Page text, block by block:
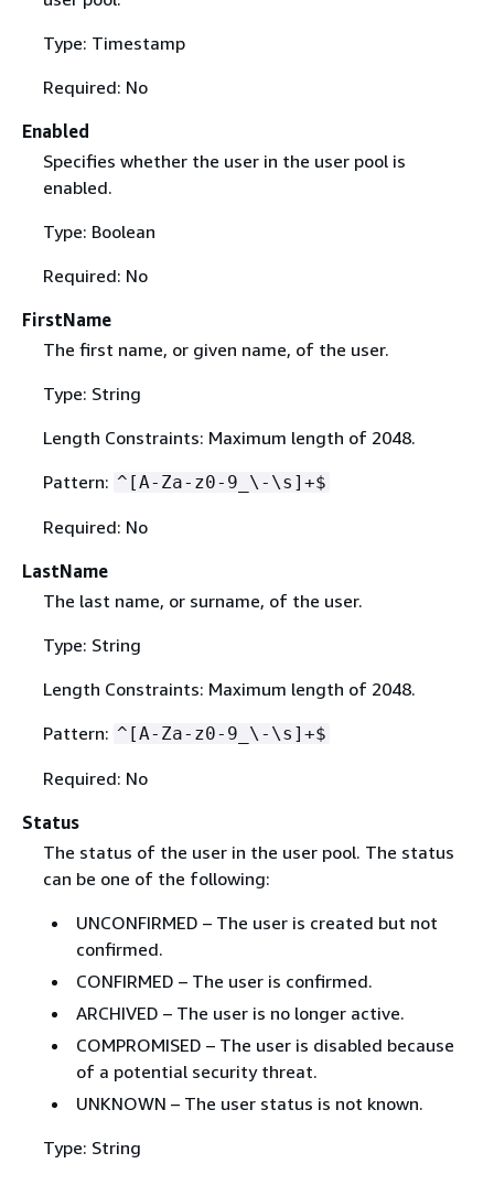
Type: Timestamp
Required: No
Enabled
Specifies whether the user in the user pool is
enabled.
Type: Boolean
Required: No
FirstName
The first name, or given name, of the user.
Type: String
Length Constraints: Maximum length of 2048.
Pattern: ^[A-Za-z0-9_\-\s]+$
Required: No
LastName
The last name, or surname, of the user.
Type: String
Length Constraints: Maximum length of 2048.
Pattern: ^[A-Za-z0-9_\-\s]+$
Required: No
Status
The status of the user in the user pool. The status
can be one of the following:
UNCONFIRMED – The user is created but not
confirmed.
CONFIRMED – The user is confirmed.
ARCHIVED – The user is no longer active.
COMPROMISED – The user is disabled because
of a potential security threat.
UNKNOWN – The user status is not known.
Type: String